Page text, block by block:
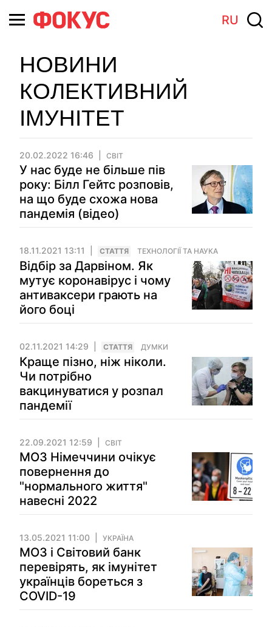
RU
НОВИНИ
КОЛЕКТИВНИЙ
ІМУНІТЕТ
20.02.2022 16:46 СВІТ
У нас буде не більше пів
року: Білл Гейтс розповів,
на що буде схожа нова
пандемія (відео)
18.11.2021 13:11 СТАТТЯ ТЕХНОЛОГІЇ ТА НАУКА
Відбір за Дарвіном. Як
мутує коронавірус і чому
антиваксери грають на
його боці
02.11.2021 14:29 СТАТТЯ ДУМКИ
Краще пізно, ніж ніколи.
Чи потрібно
вакцинуватися у розпал
пандемії
22.09.2021 12:59 СВІТ
МОЗ Німеччини очікує
повернення до
"нормального життя"
навесні 2022
13.05.2021 11:00 УКРАЇНА
МОЗ і Світовий банк
перевірять, як імунітет
українців бореться з
COVID-19